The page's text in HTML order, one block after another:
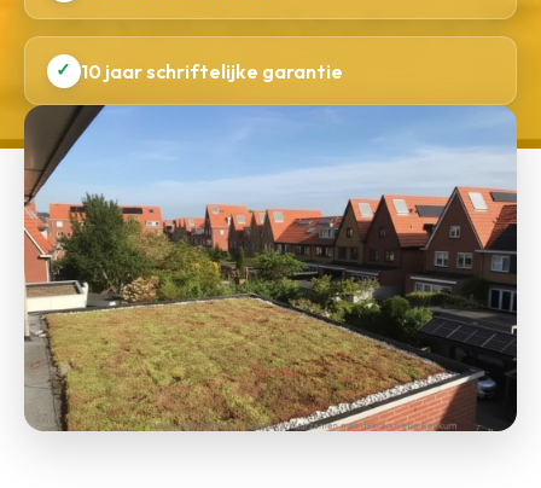
✓ 10 jaar schriftelijke garantie